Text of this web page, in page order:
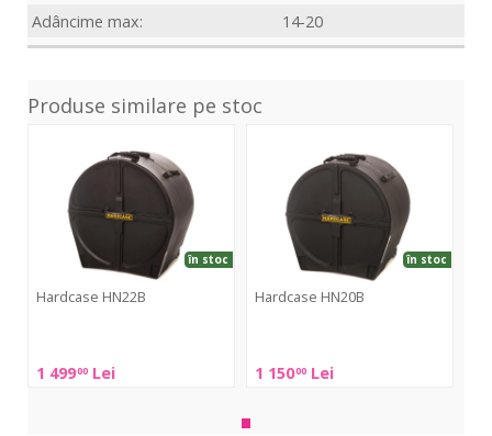
Adâncime max:
14-20
Produse similare pe stoc
Hardcase HN22B
1 49900 Lei
în stoc
HN22B
Hardcase HN20B
1 15000 Lei
în stoc
HN20B